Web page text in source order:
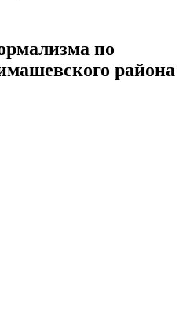
по
района